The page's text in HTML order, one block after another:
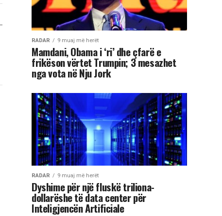
RADAR 9 muaj më herët
Mamdani, Obama i ‘ri’ dhe çfarë e
frikëson vërtet Trumpin; 3 mesazhet
nga vota në Nju Jork
RADAR 9 muaj më herët
Dyshime për një fluskë triliona-
dollarëshe të data center për
Inteligjencën Artificiale